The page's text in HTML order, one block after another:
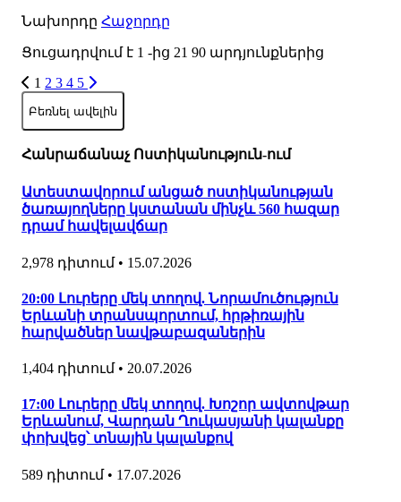
Նախորդը Հաջորդը
Ցուցադրվում է 1 -ից 21 90 արդյունքներից
1 2 3 4 5
Բեռնել ավելին
Հանրաճանաչ Ոստիկանություն-ում
Ատեստավորում անցած ոստիկանության
ծառայողները կստանան մինչև 560 հազար
դրամ հավելավճար
2,978 դիտում • 15.07.2026
20:00 Լուրերը մեկ տողով. Նորամուծություն
Երևանի տրանսպորտում, հրթիռային
հարվածներ նավթաբազաներին
1,404 դիտում • 20.07.2026
17:00 Լուրերը մեկ տողով. Խոշոր ավտովթար
Երևանում, Վարդան Ղուկասյանի կալանքը
փոխվեց՝ տնային կալանքով
589 դիտում • 17.07.2026